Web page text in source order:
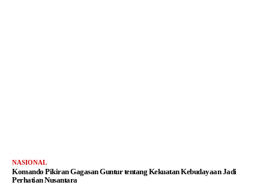
NASIONAL
Komando Pikiran Gagasan Guntur tentang Kekuatan Kebudayaan Jadi
Perhatian Nusantara